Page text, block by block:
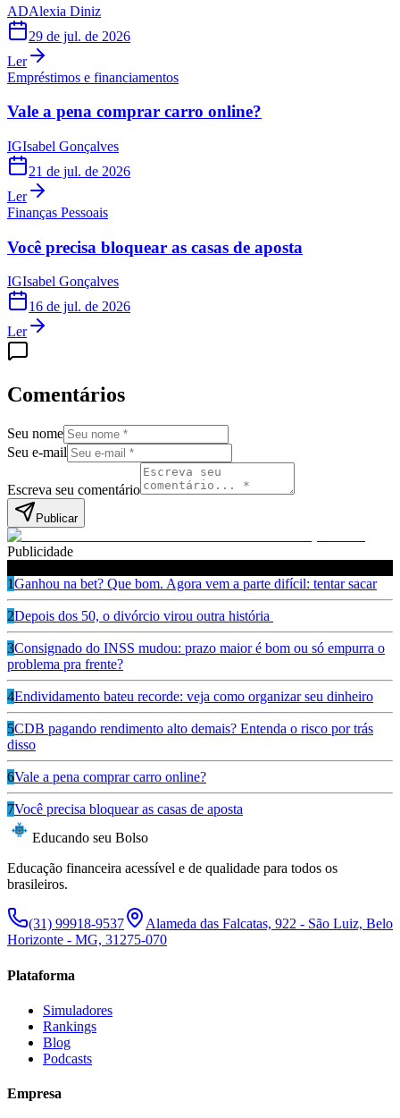
ADAlexia Diniz
29 de jul. de 2026
Ler
Empréstimos e financiamentos
Vale a pena comprar carro online?
IGIsabel Gonçalves
21 de jul. de 2026
Ler
Finanças Pessoais
Você precisa bloquear as casas de aposta
IGIsabel Gonçalves
16 de jul. de 2026
Ler
Comentários
Seu nome
Seu e-mail
Escreva seu comentário
Publicar
Publicidade
1Ganhou na bet? Que bom. Agora vem a parte difícil: tentar sacar
2Depois dos 50, o divórcio virou outra história
3Consignado do INSS mudou: prazo maior é bom ou só empurra o
problema pra frente?
4Endividamento bateu recorde: veja como organizar seu dinheiro
5CDB pagando rendimento alto demais? Entenda o risco por trás
disso
6Vale a pena comprar carro online?
7Você precisa bloquear as casas de aposta
Educando seu Bolso
Educação financeira acessível e de qualidade para todos os
brasileiros.
(31) 99918-9537
Alameda das Falcatas, 922 - São Luiz, Belo
Horizonte - MG, 31275-070
Plataforma
Simuladores
Rankings
Blog
Podcasts
Empresa